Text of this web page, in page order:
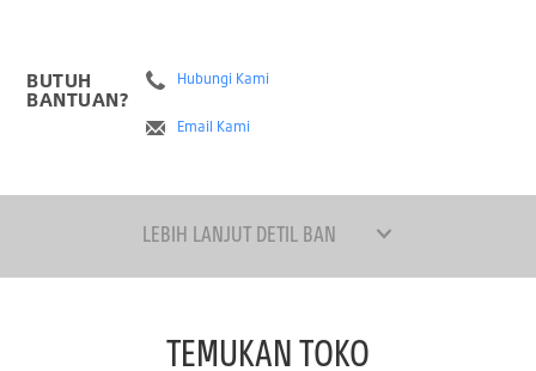
BUTUH
BANTUAN?
Hubungi Kami
Email Kami
LEBIH LANJUT DETIL BAN
TEMUKAN TOKO